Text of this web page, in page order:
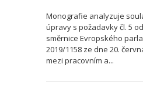
Monografie analyzuje
úpravy s požadavky čl. 5
směrnice Evropského
2019/1158 ze dne 20.
mezi pracovním a...